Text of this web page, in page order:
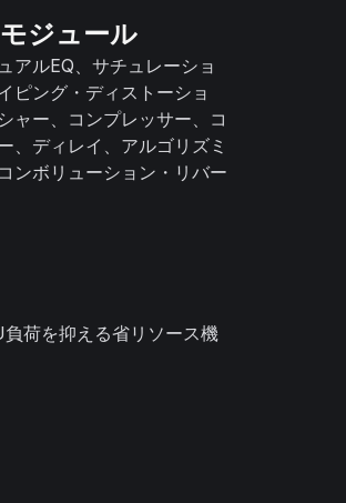
ジュール
アルEQ、サチュレーショ
ピング・ディストーショ
ャー、コンプレッサー、コ
、ディレイ、アルゴリズミ
ンボリューション・リバー
荷を抑える省リソース機